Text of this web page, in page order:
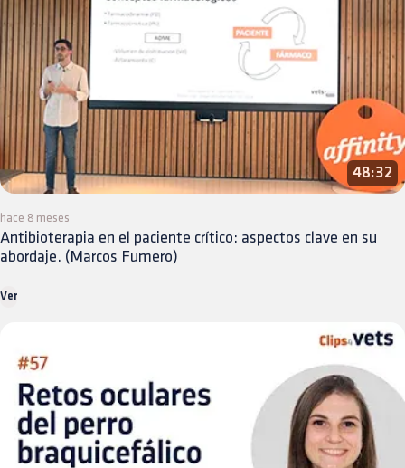
48:32
hace 8 meses
Antibioterapia en el paciente crítico: aspectos clave en su
abordaje. (Marcos Fumero)
Ver